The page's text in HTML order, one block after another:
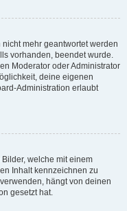
mehr geantwortet werden
vorhanden, beendet wurde.
Moderator oder Administrator
deine eigenen
Administration erlaubt
welche mit einem
Inhalt kennzeichnen zu
hängt von deinen
gesetzt hat.